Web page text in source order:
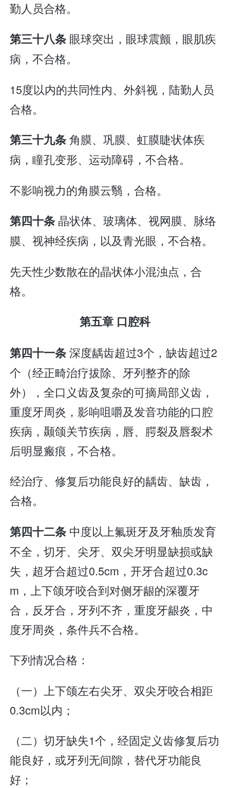
勤人员合格。
第三十八条 眼球突出，眼球震颤，眼肌疾
病，不合格。
15度以内的共同性内、外斜视，陆勤人员
合格。
第三十九条角膜、巩膜、虹膜睫状体疾
病，瞳孔变形、运动障碍，不合格。
不影响视力的角膜云翳，合格。
第四十条 晶状体、玻璃体、视网膜、脉络
膜、视神经疾病，以及青光眼，不合格。
先天性少数散在的晶状体小混浊点，合
格。
第五章 口腔科
第四十一条深度龋齿超过3个，缺齿超过2
个（经正畸治疗拔除、牙列整齐的除
外），全口义齿及复杂的可摘局部义齿，
重度牙周炎，影响咀嚼及发音功能的口腔
疾病，颞颌关节疾病，唇、腭裂及唇裂术
后明显瘢痕，不合格。
经治疗、修复后功能良好的龋齿、缺齿，
合格。
第四十二条 中度以上氟斑牙及牙釉质发育
不全，切牙、尖牙、双尖牙明显缺损或缺
失，超牙合超过0.5cm，开牙合超过0.3c
m，上下颌牙咬合到对侧牙龈的深覆牙
合，反牙合，牙列不齐，重度牙龈炎，中
度牙周炎，条件兵不合格。
下列情况合格：
（一）上下颌左右尖牙、双尖牙咬合相距
0.3cm以内；
（二）切牙缺失1个，经固定义齿修复后功
能良好，或牙列无间隙，替代牙功能良
好；